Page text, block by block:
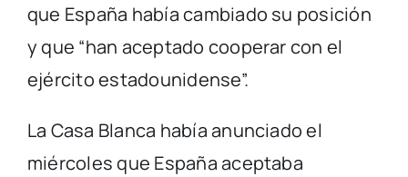
que España había cambiado su posición
y que “han aceptado cooperar con el
ejército estadounidense”.
La Casa Blanca había anunciado el
miércoles que España aceptaba